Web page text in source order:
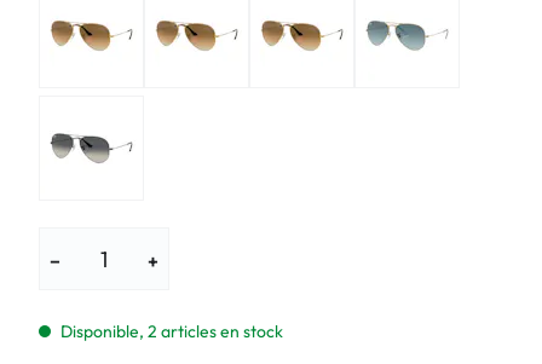
− +
Disponible, 2 articles en stock